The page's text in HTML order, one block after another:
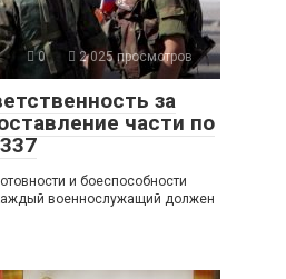
0
2 025 просмотров
за
части по
и боеспособности
военнослужащий должен